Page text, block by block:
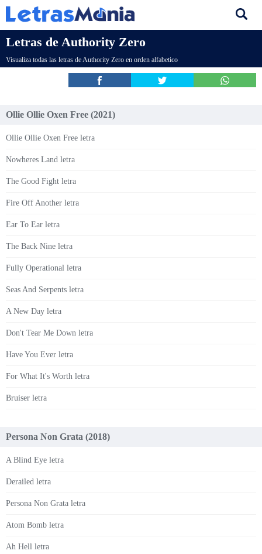
Letras de Authority Zero
Visualiza todas las letras de Authority Zero en orden alfabetico
Ollie Ollie Oxen Free (2021)
Ollie Ollie Oxen Free letra
Nowheres Land letra
The Good Fight letra
Fire Off Another letra
Ear To Ear letra
The Back Nine letra
Fully Operational letra
Seas And Serpents letra
A New Day letra
Don't Tear Me Down letra
Have You Ever letra
For What It's Worth letra
Bruiser letra
Persona Non Grata (2018)
A Blind Eye letra
Derailed letra
Persona Non Grata letra
Atom Bomb letra
Ah Hell letra